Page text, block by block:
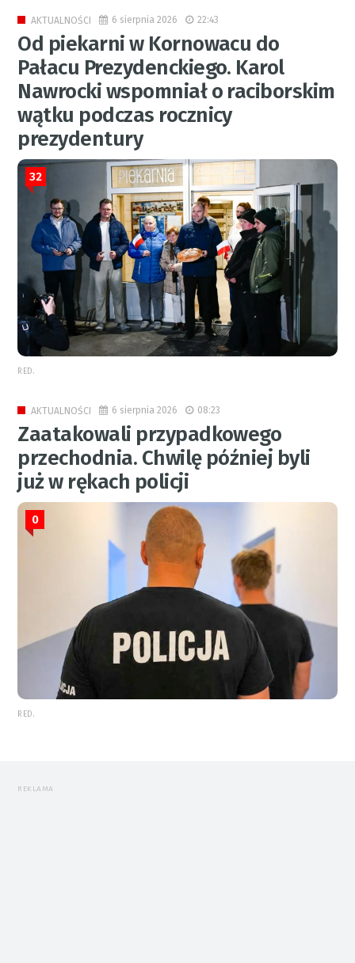
AKTUALNOŚCI 6 sierpnia 2026 22:43
Od piekarni w Kornowacu do
Pałacu Prezydenckiego. Karol
Nawrocki wspomniał o raciborskim
wątku podczas rocznicy
prezydentury
32
RED.
AKTUALNOŚCI 6 sierpnia 2026 08:23
Zaatakowali przypadkowego
przechodnia. Chwilę później byli
już w rękach policji
0
RED.
REKLAMA